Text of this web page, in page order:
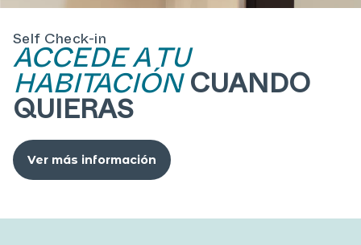
Self Check-in
ACCEDE A TU
HABITACIÓN CUANDO
QUIERAS
Ver más información